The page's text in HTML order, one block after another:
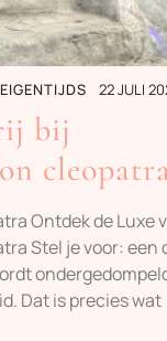
22 JULI
bij
Ontdek de Luxe
Stel je voor: een
Dat is precies wat